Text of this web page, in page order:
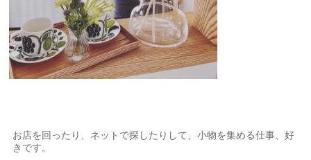
お店を回ったり、ネットで探したりして、小物を集める仕事、好
きです。